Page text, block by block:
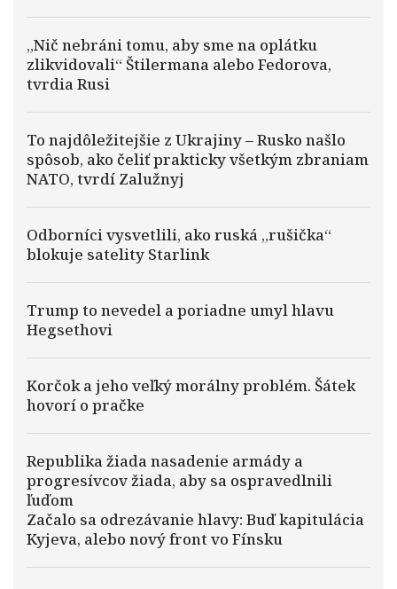
„Nič nebráni tomu, aby sme na oplátku
zlikvidovali“ Štilermana alebo Fedorova,
tvrdia Rusi
To najdôležitejšie z Ukrajiny – Rusko našlo
spôsob, ako čeliť prakticky všetkým zbraniam
NATO, tvrdí Zalužnyj
Odborníci vysvetlili, ako ruská „rušička“
blokuje satelity Starlink
Trump to nevedel a poriadne umyl hlavu
Hegsethovi
Korčok a jeho veľký morálny problém. Šátek
hovorí o pračke
Republika žiada nasadenie armády a
progresívcov žiada, aby sa ospravedlnili
ľuďom
Začalo sa odrezávanie hlavy: Buď kapitulácia
Kyjeva, alebo nový front vo Fínsku